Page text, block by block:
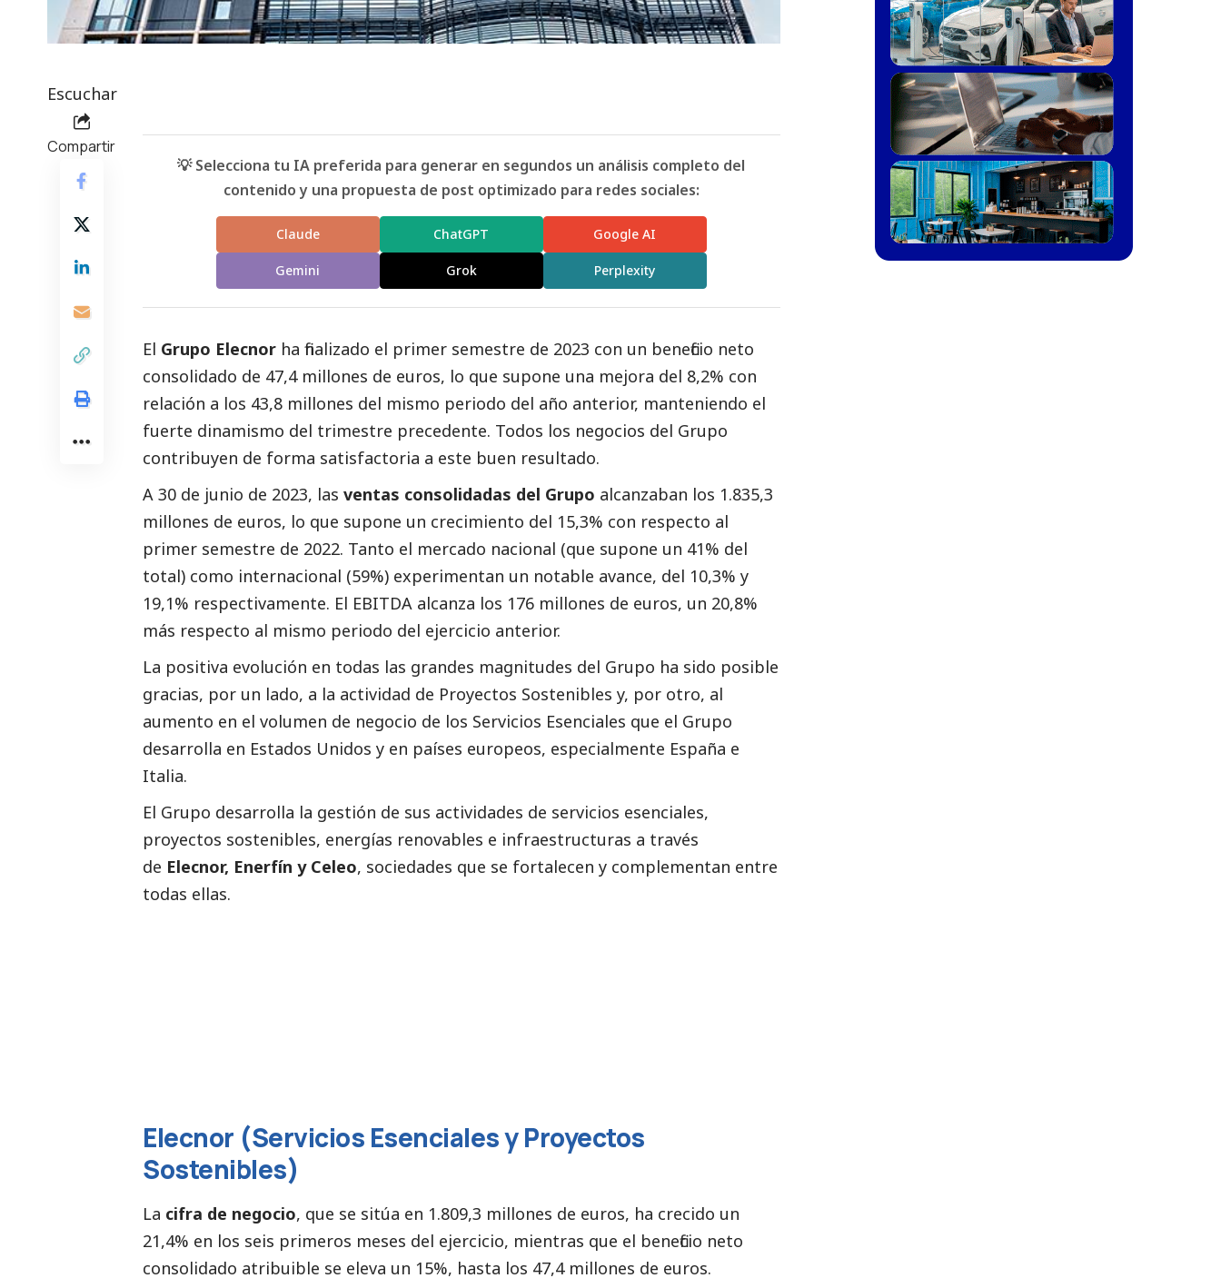
Escuchar
Compartir
💡 Selecciona tu IA preferida para generar en segundos un análisis completo del
contenido y una propuesta de post optimizado para redes sociales:
Claude ChatGPT Google AI
Gemini Grok Perplexity
El Grupo Elecnor ha finalizado el primer semestre de 2023 con un beneficio neto
consolidado de 47,4 millones de euros, lo que supone una mejora del 8,2% con
relación a los 43,8 millones del mismo periodo del año anterior, manteniendo el
fuerte dinamismo del trimestre precedente. Todos los negocios del Grupo
contribuyen de forma satisfactoria a este buen resultado.
A 30 de junio de 2023, las ventas consolidadas del Grupo alcanzaban los 1.835,3
millones de euros, lo que supone un crecimiento del 15,3% con respecto al
primer semestre de 2022. Tanto el mercado nacional (que supone un 41% del
total) como internacional (59%) experimentan un notable avance, del 10,3% y
19,1% respectivamente. El EBITDA alcanza los 176 millones de euros, un 20,8%
más respecto al mismo periodo del ejercicio anterior.
La positiva evolución en todas las grandes magnitudes del Grupo ha sido posible
gracias, por un lado, a la actividad de Proyectos Sostenibles y, por otro, al
aumento en el volumen de negocio de los Servicios Esenciales que el Grupo
desarrolla en Estados Unidos y en países europeos, especialmente España e
Italia.
El Grupo desarrolla la gestión de sus actividades de servicios esenciales,
proyectos sostenibles, energías renovables e infraestructuras a través
de Elecnor, Enerfín y Celeo, sociedades que se fortalecen y complementan entre
todas ellas.
Elecnor (Servicios Esenciales y Proyectos
Sostenibles)
La cifra de negocio, que se sitúa en 1.809,3 millones de euros, ha crecido un
21,4% en los seis primeros meses del ejercicio, mientras que el beneficio neto
consolidado atribuible se eleva un 15%, hasta los 47,4 millones de euros.